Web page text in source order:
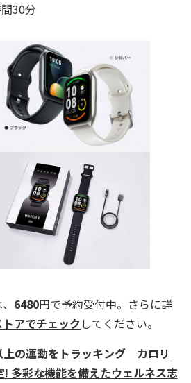
30分
6480円で予約受付中。さらに詳
アでチェックしてください。
上の運動をトラッキング カロリ
多彩な機能を備えたウェルネス志